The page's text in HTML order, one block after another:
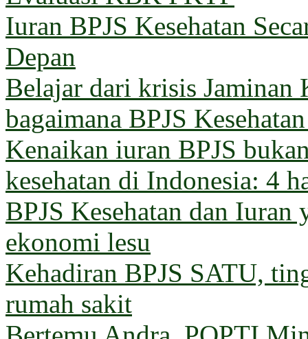
Iuran BPJS Kesehatan
Depan
Belajar dari krisis Jaminan
bagaimana BPJS
Kenaikan iuran BPJS
kesehatan di Indonesia: 4
BPJS Kesehatan dan
ekonomi lesu
Kehadiran BPJS SATU,
rumah sakit